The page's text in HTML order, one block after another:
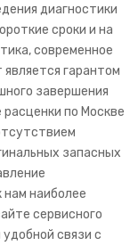
диагностики
сроки и на
современное
гарантом
завершения
по Москве
запасных
нам наиболее
сервисного
связи с